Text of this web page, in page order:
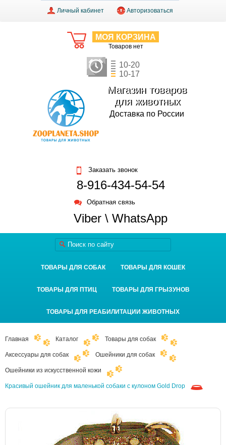
Личный кабинет Авторизоваться
МОЯ КОРЗИНА
Товаров нет
10-20
10-17
Магазин товаров
для животных
Доставка по России
Заказать звонок
8-916-434-54-54
Обратная связь
Viber \ WhatsApp
ТОВАРЫ ДЛЯ СОБАК ТОВАРЫ ДЛЯ КОШЕК
ТОВАРЫ ДЛЯ ПТИЦ ТОВАРЫ ДЛЯ ГРЫЗУНОВ
ТОВАРЫ ДЛЯ РЕАБИЛИТАЦИИ ЖИВОТНЫХ
Главная Каталог Товары для собак
Аксессуары для собак Ошейники для собак
Ошейники из искусственной кожи
Красивый ошейник для маленькой собаки с кулоном Gold Drop